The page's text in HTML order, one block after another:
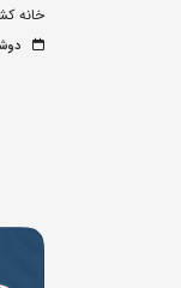
خانه
دوشنبه